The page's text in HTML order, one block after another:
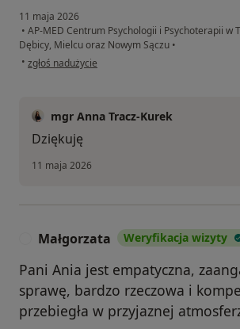
11 maja 2026
• AP-MED Centrum Psychologii i Psychoterapii w
Dębicy, Mielcu oraz Nowym Sączu •
• w opinii użytkownika Jakub
zgłoś nadużycie
mgr Anna Tracz-Kurek
Dziękuję
11 maja 2026
Małgorzata Weryfikacja wizyty
Pani Ania jest empatyczna,
sprawę, bardzo rzeczowa i
przebiegła w przyjaznej